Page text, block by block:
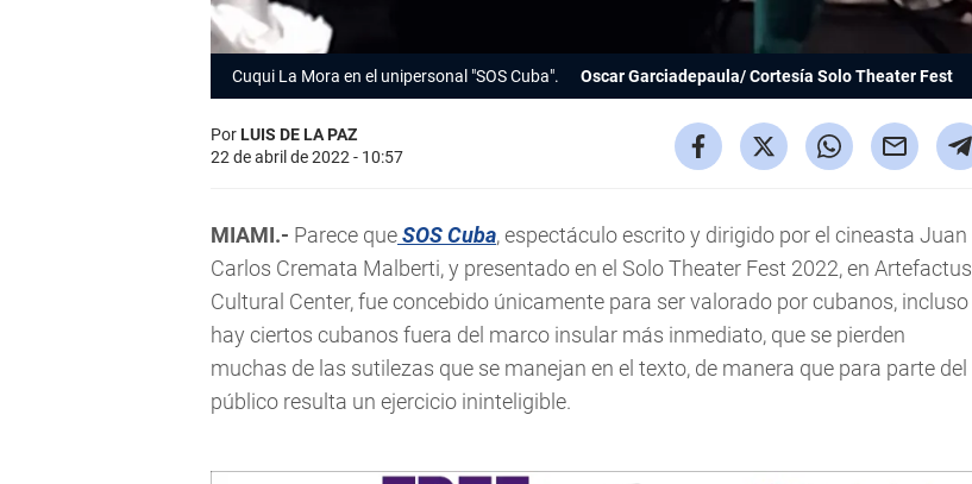
Cuqui La Mora en el unipersonal "SOS Cuba". Oscar Garciadepaula/ Cortesía Solo Theater Fest
PorLUIS DE LA PAZ
22 de abril de 2022 - 10:57
MIAMI.- Parece queSOS Cuba, espectáculo escrito y dirigido por el cineasta Juan
Carlos Cremata Malberti, y presentado en el Solo Theater Fest 2022, en Artefactus
Cultural Center, fue concebido únicamente para ser valorado por cubanos, incluso
hay ciertos cubanos fuera del marco insular más inmediato, que se pierden
muchas de las sutilezas que se manejan en el texto, de manera que para parte del
público resulta un ejercicio ininteligible.